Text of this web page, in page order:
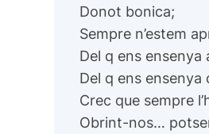
Donot bonica;
Sempre n’estem
Del q ens
Del q ens
Crec que sempre
Obrint-nos…